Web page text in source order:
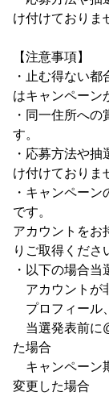
け付けておりま
【注意事項】
・止む得ない
はキャンペーン
・同一住所へ
す。
・応募方法や
け付けておりま
・キャンペー
です。
アカウントをお
りご取得くださ
・以下の場合当
アカウントが
プロフィール
当選発表前に
た場合
キャンペーン
変更した場合